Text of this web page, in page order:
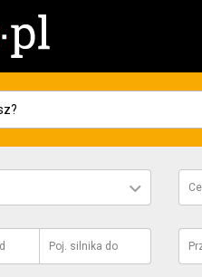
Poj. silnika do